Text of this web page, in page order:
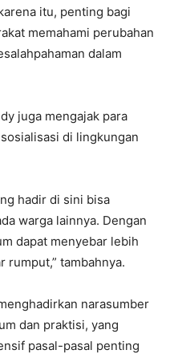
itu, penting bagi
memahami perubahan
dalam
juga mengajak para
di lingkungan
hadir di sini bisa
warga lainnya. Dengan
dapat menyebar lebih
rumput,” tambahnya.
narasumber
dan praktisi, yang
pasal-pasal penting